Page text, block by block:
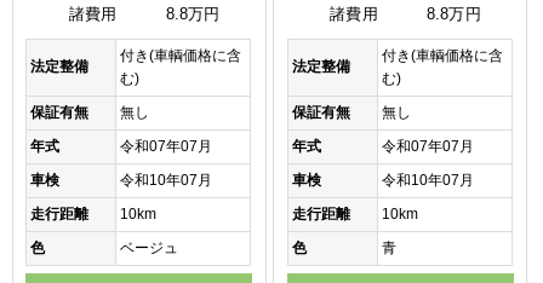
諸費用
8.8万円
法定整備
付き(車輌価格に含
む)
保証有無
無し
年式
令和07年07月
車検
令和10年07月
走行距離
10km
色
ベージュ
諸費用
8.8万円
法定整備
付き(車輌価格に含
む)
保証有無
無し
年式
令和07年07月
車検
令和10年07月
走行距離
10km
色
青